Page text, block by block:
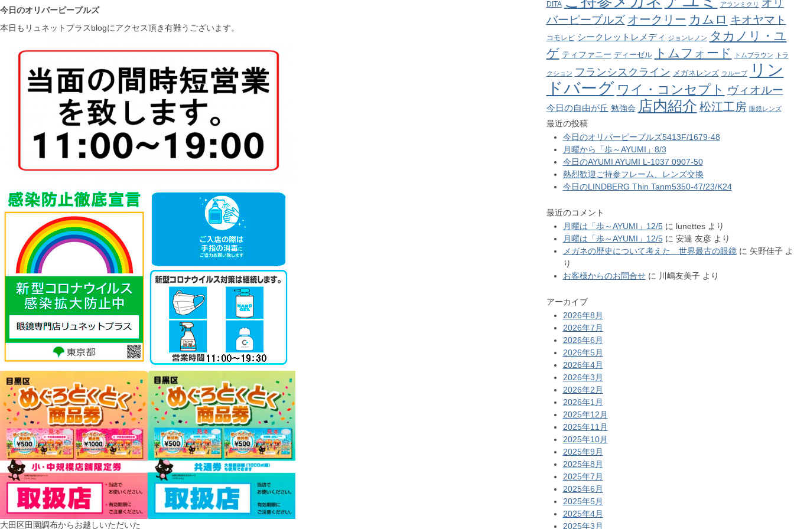
今日のオリバーピープルズ
本日もリュネットプラスblogにアクセス頂き有難うございます。
大田区田園調布からお越しいただいた
DITA アランミクリ
オリ
バーピープルズ オークリー カムロ キオヤマト
コモレビ シークレットレメディ ジョンレノン タカノリ・ユ
ゲ ティファニー ディーゼル トムフォード トムブラウン トラ
クション フランシスクライン メガネレンズ ラループ
リン
ドバーグ ワイ・コンセプト ヴィオルー
今日の自由が丘 勉強会 店内紹介 松江工房 眼鏡レンズ
最近の投稿
今日のオリバーピープルズ5413F/1679-48
月曜から「歩～AYUMI」8/3
今日のAYUMI AYUMI L-1037 0907-50
熱烈歓迎ご持参フレーム、レンズ交換
今日のLINDBERG Thin Tanm5350-47/23/K24
最近のコメント
月曜は「歩～AYUMI」12/5に lunettesより
月曜は「歩～AYUMI」12/5に 安達 友彦より
メガネの歴史について考えた 世界最古の眼鏡に 矢野佳子よ
り
お客様からのお問合せに 川嶋友美子より
アーカイブ
2026年8月
2026年7月
2026年6月
2026年5月
2026年4月
2026年3月
2026年2月
2026年1月
2025年12月
2025年11月
2025年10月
2025年9月
2025年8月
2025年7月
2025年6月
2025年5月
2025年4月
2025年3月